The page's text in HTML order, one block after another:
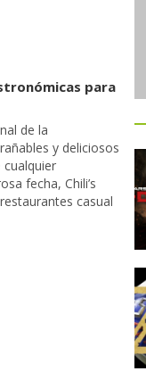
para
de la
y deliciosos
fecha, Chili’s
casual